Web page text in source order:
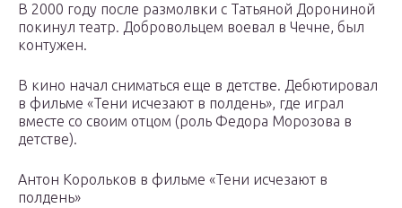
В 2000 году после размолвки с Татьяной Дорониной
покинул театр. Добровольцем воевал в Чечне, был
контужен.
В кино начал сниматься еще в детстве. Дебютировал
в фильме «Тени исчезают в полдень», где играл
вместе со своим отцом (роль Федора Морозова в
детстве).
Антон Корольков в фильме «Тени исчезают в
полдень»